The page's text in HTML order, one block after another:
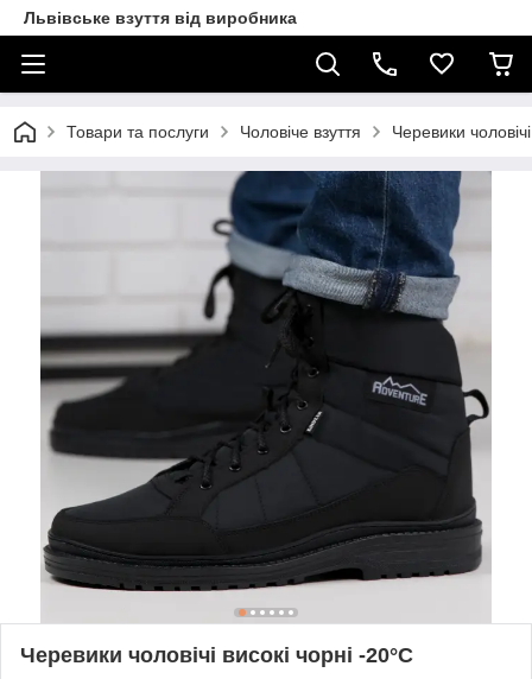
Львівське взуття від виробника
Товари та послуги Чоловіче взуття Черевики чоловічі
Черевики чоловічі високі чорні -20°C